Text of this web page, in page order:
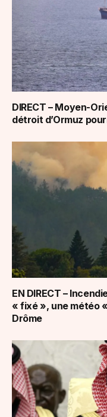
DIRECT – Moyen-
détroit d’Ormuz
EN DIRECT –
« fixé », une météo
Drôme